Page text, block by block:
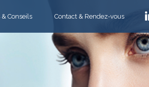
Contact & Rendez-vous
& Conseils